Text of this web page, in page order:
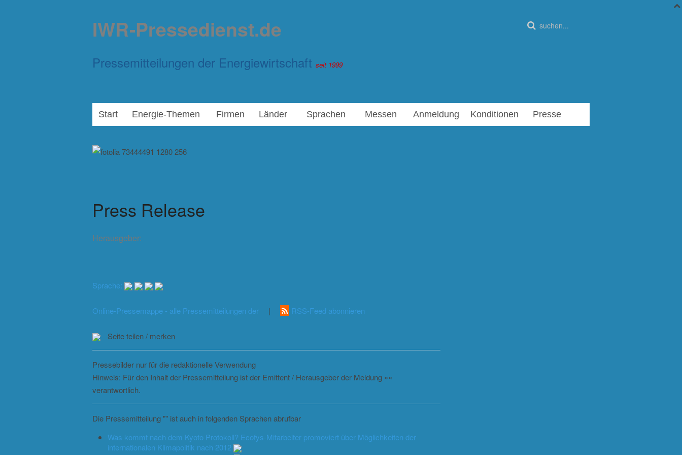
IWR-Pressedienst.de
Pressemitteilungen der Energiewirtschaft seit 1999
Start Energie-Themen Firmen Länder Sprachen Messen Anmeldung Konditionen Presse
Press Release
Herausgeber:
Sprache:
Online-Pressemappe - alle Pressemitteilungen der | RSS-Feed abonnieren
Seite teilen / merken
Pressebilder nur für die redaktionelle Verwendung
Hinweis: Für den Inhalt der Pressemitteilung ist der Emittent / Herausgeber der Meldung »«
verantwortlich.
Die Pressemitteilung "" ist auch in folgenden Sprachen abrufbar
Was kommt nach dem Kyoto Protokoll? Ecofys-Mitarbeiter promoviert über Möglichkeiten der
internationalen Klimapolitik nach 2012